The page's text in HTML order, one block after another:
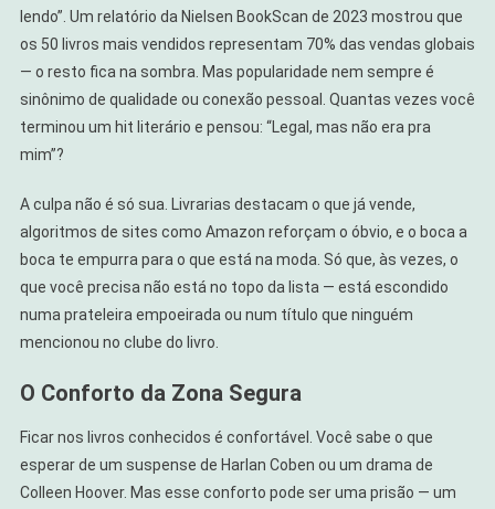
lendo”. Um relatório da Nielsen BookScan de 2023 mostrou que
os 50 livros mais vendidos representam 70% das vendas globais
— o resto fica na sombra. Mas popularidade nem sempre é
sinônimo de qualidade ou conexão pessoal. Quantas vezes você
terminou um hit literário e pensou: “Legal, mas não era pra
mim”?
A culpa não é só sua. Livrarias destacam o que já vende,
algoritmos de sites como Amazon reforçam o óbvio, e o boca a
boca te empurra para o que está na moda. Só que, às vezes, o
que você precisa não está no topo da lista — está escondido
numa prateleira empoeirada ou num título que ninguém
mencionou no clube do livro.
O Conforto da Zona Segura
Ficar nos livros conhecidos é confortável. Você sabe o que
esperar de um suspense de Harlan Coben ou um drama de
Colleen Hoover. Mas esse conforto pode ser uma prisão — um